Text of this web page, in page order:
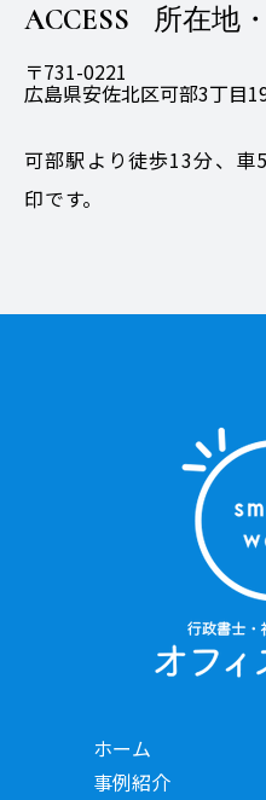
ACCESS 所在地
〒731-0221
広島県安佐北区可部3丁目
可部駅より徒歩13分、車
印です。
ホーム
事例紹介